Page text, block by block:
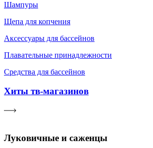
Шампуры
Щепа для копчения
Аксессуары для бассейнов
Плавательные принадлежности
Средства для бассейнов
Хиты тв-магазинов
Луковичные и саженцы